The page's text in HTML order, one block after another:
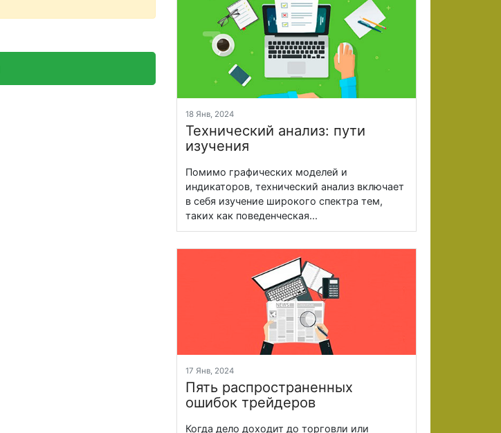
18 Янв, 2024
Технический анализ: пути
изучения
Помимо графических моделей и
индикаторов, технический анализ включает
в себя изучение широкого спектра тем,
таких как поведенческая...
17 Янв, 2024
Пять распространенных
ошибок трейдеров
Когда дело доходит до торговли или